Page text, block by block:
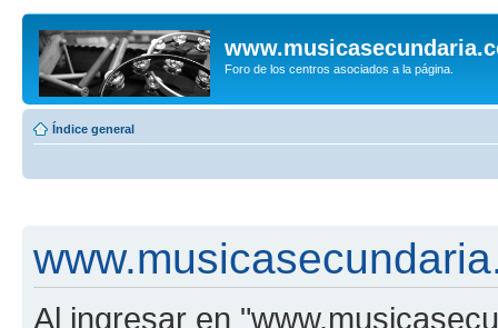
Foro de los centros asociados a la página.
Índice general
Al ingresar en